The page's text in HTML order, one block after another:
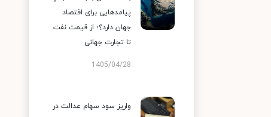
پیامدهایی برای اقتصاد
جهان دارد؟؛ از قیمت نفت
تا تجارت جهانی
1405/04/28
واریز سود سهام عدالت در